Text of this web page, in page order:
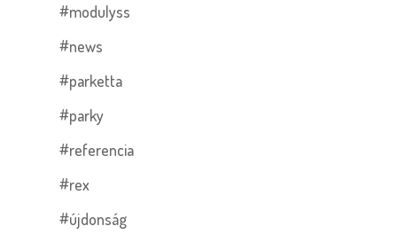
#modulyss
#news
#parketta
#parky
#referencia
#rex
#újdonság